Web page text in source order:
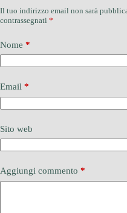
Il tuo indirizzo email non sarà
contrassegnati *
Nome *
Email *
Sito web
Aggiungi commento *